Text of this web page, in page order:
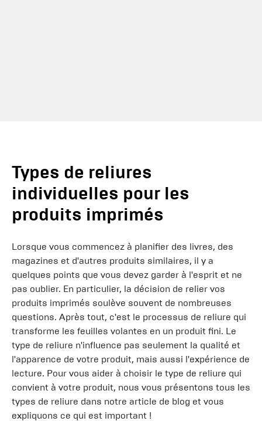
Types de reliures
individuelles pour les
produits imprimés
Lorsque vous commencez à planifier des livres, des
magazines et d'autres produits similaires, il y a
quelques points que vous devez garder à l'esprit et ne
pas oublier. En particulier, la décision de relier vos
produits imprimés soulève souvent de nombreuses
questions. Après tout, c'est le processus de reliure qui
transforme les feuilles volantes en un produit fini. Le
type de reliure n'influence pas seulement la qualité et
l'apparence de votre produit, mais aussi l'expérience de
lecture. Pour vous aider à choisir le type de reliure qui
convient à votre produit, nous vous présentons tous les
types de reliure dans notre article de blog et vous
expliquons ce qui est important !